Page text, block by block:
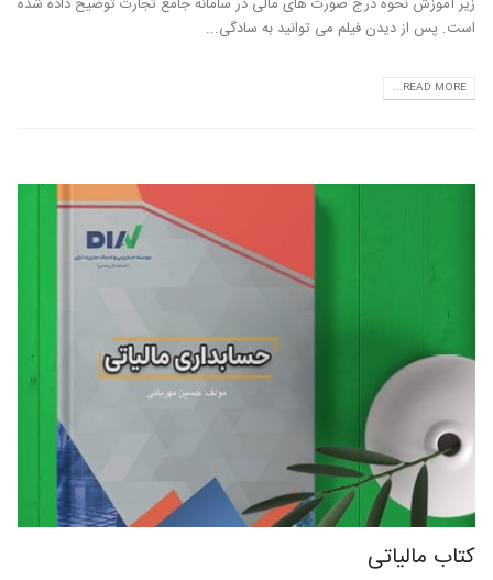
است. پس از دیدن فیلم می توانید به سادگی...
READ MORE...
کتاب مالیاتی